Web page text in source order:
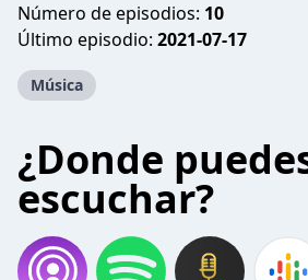
Número de episodios: 10
Último episodio: 2021-07-17
Música
¿Donde
escuchar?